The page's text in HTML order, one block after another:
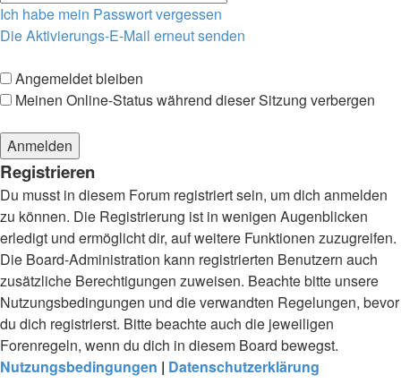
Ich habe mein Passwort vergessen
Die Aktivierungs-E-Mail erneut senden
Angemeldet bleiben
Meinen Online-Status während dieser Sitzung verbergen
Registrieren
Du musst in diesem Forum registriert sein, um dich anmelden
zu können. Die Registrierung ist in wenigen Augenblicken
erledigt und ermöglicht dir, auf weitere Funktionen zuzugreifen.
Die Board-Administration kann registrierten Benutzern auch
zusätzliche Berechtigungen zuweisen. Beachte bitte unsere
Nutzungsbedingungen und die verwandten Regelungen, bevor
du dich registrierst. Bitte beachte auch die jeweiligen
Forenregeln, wenn du dich in diesem Board bewegst.
Nutzungsbedingungen | Datenschutzerklärung